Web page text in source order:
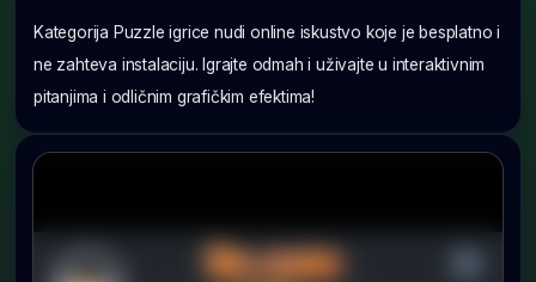
Kategorija Puzzle igrice nudi online iskustvo koje je besplatno i
ne zahteva instalaciju. Igrajte odmah i uživajte u interaktivnim
pitanjima i odličnim grafičkim efektima!